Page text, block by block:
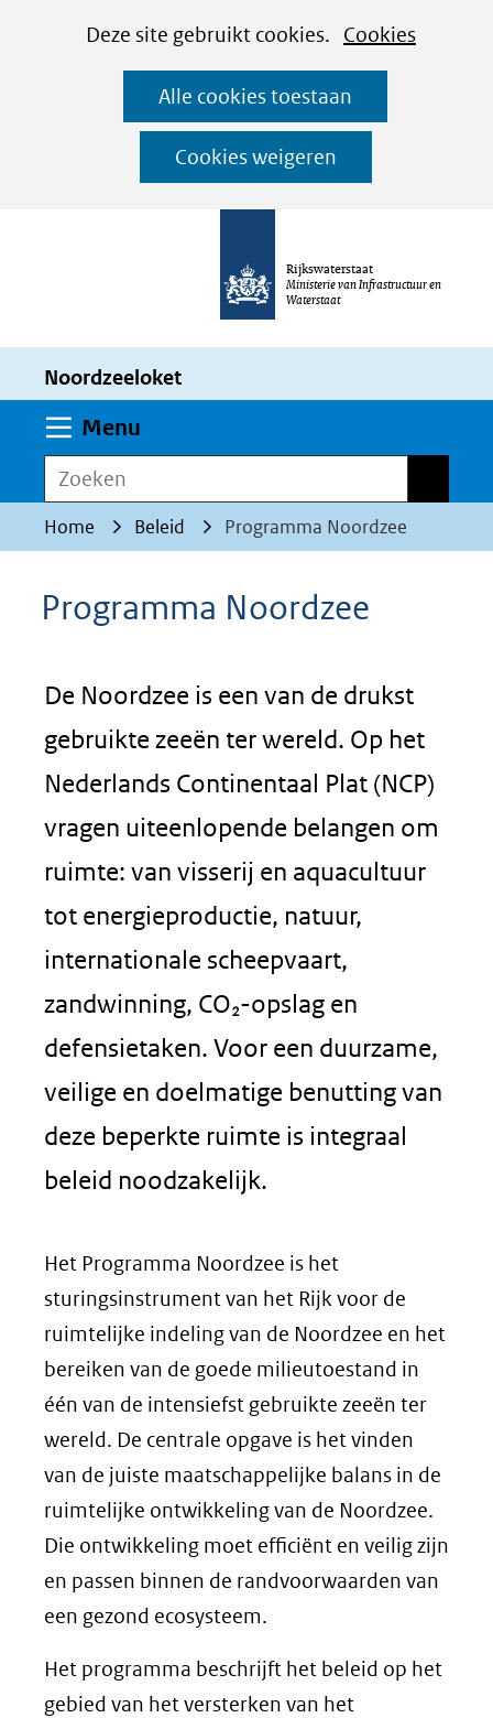
CookiesDeze site gebruikt cookies. Cookies
worden
toegestaan
geweigerd.
Alle cookies toestaan
Cookies weigeren
Ga
naar
de
inhoud
Rijkswaterstaat
Ministerie van Infrastructuur en
Waterstaat
Noordzeeloket
Menu
Zoeken
Home Beleid Programma Noordzee
Programma Noordzee
De Noordzee is een van de drukst
gebruikte zeeën ter wereld. Op het
Nederlands Continentaal Plat (NCP)
vragen uiteenlopende belangen om
ruimte: van visserij en aquacultuur
tot energieproductie, natuur,
internationale scheepvaart,
zandwinning, CO₂-opslag en
defensietaken. Voor een duurzame,
veilige en doelmatige benutting van
deze beperkte ruimte is integraal
beleid noodzakelijk.
Het Programma Noordzee is het
sturingsinstrument van het Rijk voor de
ruimtelijke indeling van de Noordzee en het
bereiken van de goede milieutoestand in
één van de intensiefst gebruikte zeeën ter
wereld. De centrale opgave is het vinden
van de juiste maatschappelijke balans in de
ruimtelijke ontwikkeling van de Noordzee.
Die ontwikkeling moet efficiënt en veilig zijn
en passen binnen de randvoorwaarden van
een gezond ecosysteem.
Het programma beschrijft het beleid op het
gebied van het versterken van het